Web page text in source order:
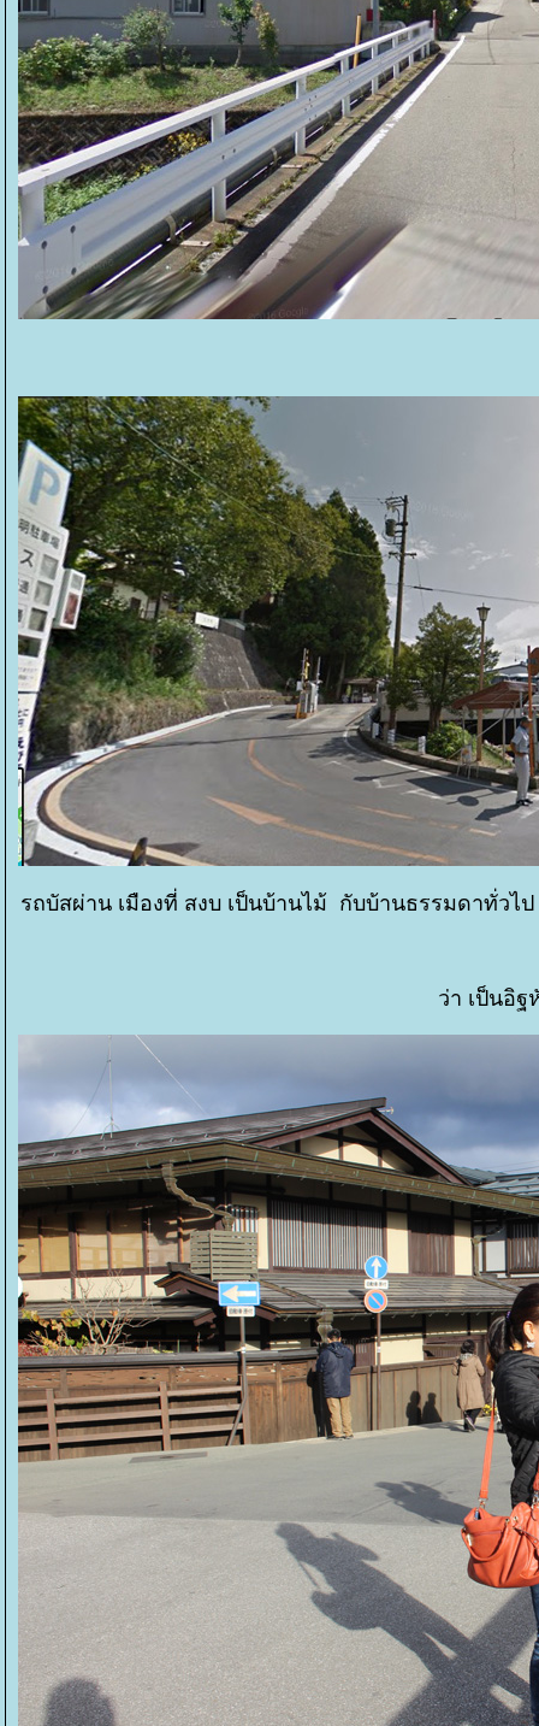
รถบัสผ่าน เมืองที่ สงบ เป็นบ้านไม้ กับบ้านธรรมดาทั่ว
ว่า เป็นอิฐ